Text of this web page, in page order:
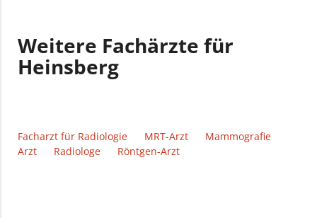
Weitere Fachärzte für
Heinsberg
Facharzt für Radiologie MRT-Arzt
Mammografie
Arzt
Radiologe Röntgen-Arzt